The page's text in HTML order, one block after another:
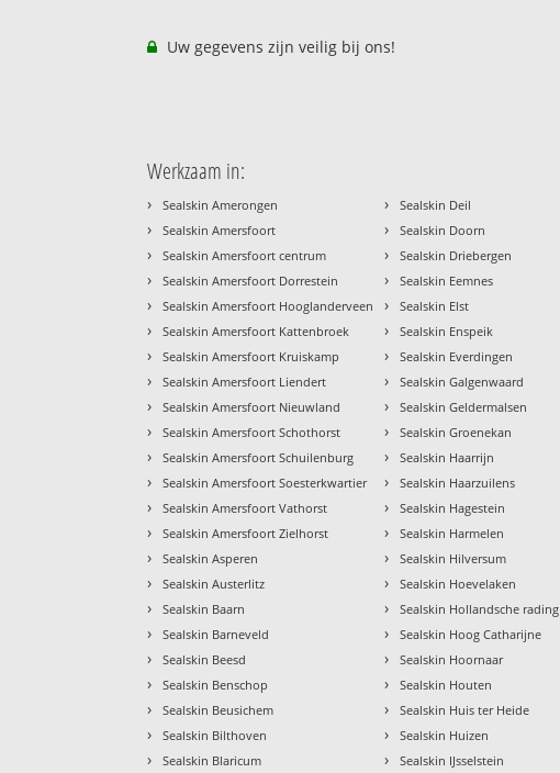
Uw gegevens zijn veilig bij ons!
Werkzaam in:
› Sealskin Amerongen
› Sealskin Amersfoort
› Sealskin Amersfoort centrum
› Sealskin Amersfoort Dorrestein
› Sealskin Amersfoort Hooglanderveen
› Sealskin Amersfoort Kattenbroek
› Sealskin Amersfoort Kruiskamp
› Sealskin Amersfoort Liendert
› Sealskin Amersfoort Nieuwland
› Sealskin Amersfoort Schothorst
› Sealskin Amersfoort Schuilenburg
› Sealskin Amersfoort Soesterkwartier
› Sealskin Amersfoort Vathorst
› Sealskin Amersfoort Zielhorst
› Sealskin Asperen
› Sealskin Austerlitz
› Sealskin Baarn
› Sealskin Barneveld
› Sealskin Beesd
› Sealskin Benschop
› Sealskin Beusichem
› Sealskin Bilthoven
› Sealskin Blaricum
› Sealskin Deil
› Sealskin Doorn
› Sealskin Driebergen
› Sealskin Eemnes
› Sealskin Elst
› Sealskin Enspeik
› Sealskin Everdingen
› Sealskin Galgenwaard
› Sealskin Geldermalsen
› Sealskin Groenekan
› Sealskin Haarrijn
› Sealskin Haarzuilens
› Sealskin Hagestein
› Sealskin Harmelen
› Sealskin Hilversum
› Sealskin Hoevelaken
› Sealskin Hollandsche rading
› Sealskin Hoog Catharijne
› Sealskin Hoornaar
› Sealskin Houten
› Sealskin Huis ter Heide
› Sealskin Huizen
› Sealskin IJsselstein